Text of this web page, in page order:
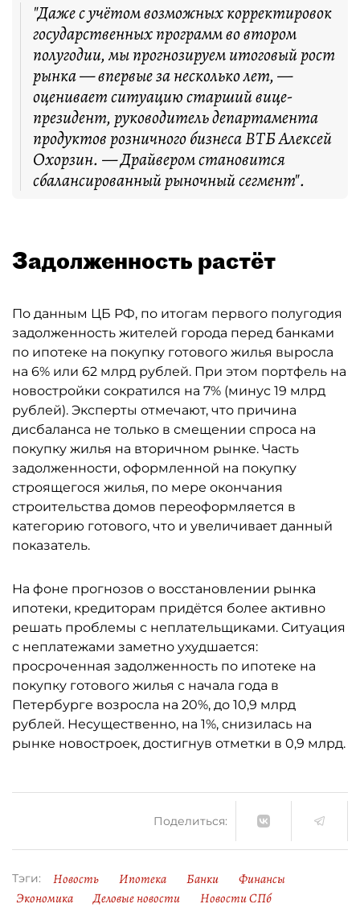
"Даже с учётом возможных корректировок
государственных программ во втором
полугодии, мы прогнозируем итоговый рост
рынка — впервые за несколько лет, —
оценивает ситуацию старший вице-
президент, руководитель департамента
продуктов розничного бизнеса ВТБ Алексей
Охорзин. — Драйвером становится
сбалансированный рыночный сегмент".
Задолженность растёт
По данным ЦБ РФ, по итогам первого полугодия
задолженность жителей города перед банками
по ипотеке на покупку готового жилья выросла
на 6% или 62 млрд рублей. При этом портфель на
новостройки сократился на 7% (минус 19 млрд
рублей). Эксперты отмечают, что причина
дисбаланса не только в смещении спроса на
покупку жилья на вторичном рынке. Часть
задолженности, оформленной на покупку
строящегося жилья, по мере окончания
строительства домов переоформляется в
категорию готового, что и увеличивает данный
показатель.
На фоне прогнозов о восстановлении рынка
ипотеки, кредиторам придётся более активно
решать проблемы с неплательщиками. Ситуация
с неплатежами заметно ухудшается:
просроченная задолженность по ипотеке на
покупку готового жилья с начала года в
Петербурге возросла на 20%, до 10,9 млрд
рублей. Несущественно, на 1%, снизилась на
рынке новостроек, достигнув отметки в 0,9 млрд.
Поделиться:
Тэги: Новость Ипотека Банки
Финансы
Экономика
Деловые новости
Новости СПб